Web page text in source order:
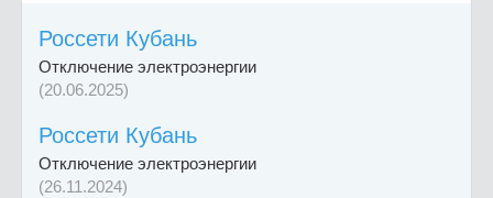
Россети Кубань
Отключение электроэнергии
(20.06.2025)
Россети Кубань
Отключение электроэнергии
(26.11.2024)